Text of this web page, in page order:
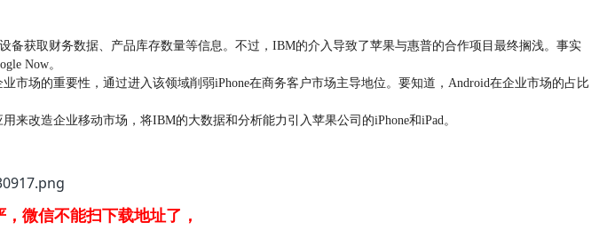
取财务数据、产品库存数量等信息。不过，IBM的介入导致了苹果与惠普的合作项目最终搁浅。事实
Now。
的重要性，通过进入该领域削弱iPhone在商务客户市场主导地位。要知道，Android在企业市场的占比
改造企业移动市场，将IBM的大数据和分析能力引入苹果公司的iPhone和iPad。
不能扫下载地址了，